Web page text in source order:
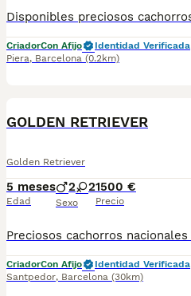
CriadorCon Afijo
Identidad Verificada
Piera, Barcelona (0.2km)
GOLDEN RETRIEVER
Golden Retriever
5 meses
Edad
2 2
Sexo
1500 €
Precio
CriadorCon Afijo
Identidad Verificada
Santpedor, Barcelona (30km)